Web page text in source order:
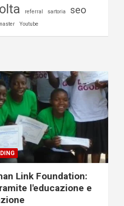
referral sartoria seo
Youtube
Link Foundation:
l'educazione e